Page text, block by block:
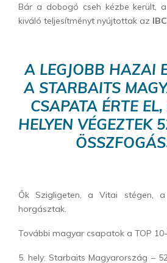
Bár a dobogó cseh kézbe került,
kiváló teljesítményt nyújtottak az
A LEGJOBB HAZAI
A STARBAITS
CSAPATA ÉRTE
HELYEN VÉGEZTEK
Ők Szigligeten, a Vitai stégen, a
horgásztak.
További magyar csapatok a TOP
5. hely: Starbaits Magyarország –